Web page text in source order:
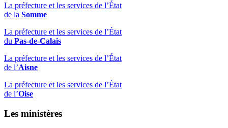
La préfecture et les services de l’État
de la Somme
La préfecture et les services de l’État
du Pas-de-Calais
La préfecture et les services de l’État
de l’Aisne
La préfecture et les services de l’État
de l’Oise
Les ministères